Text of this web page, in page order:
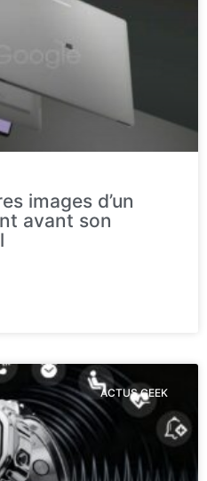
images d’un
avant son
ACTUS GEEK